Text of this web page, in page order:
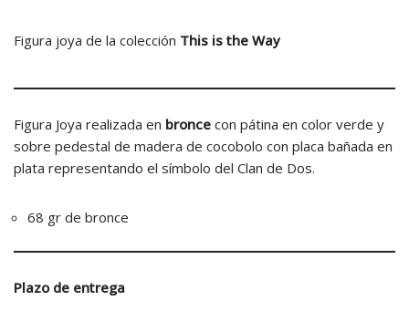
Figura joya de la colección This is the Way
Figura Joya realizada en bronce con pátina en color verde y
sobre pedestal de madera de cocobolo con placa bañada en
plata representando el símbolo del Clan de Dos.
68 gr de bronce
Plazo de entrega